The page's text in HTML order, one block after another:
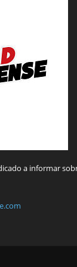
a informar